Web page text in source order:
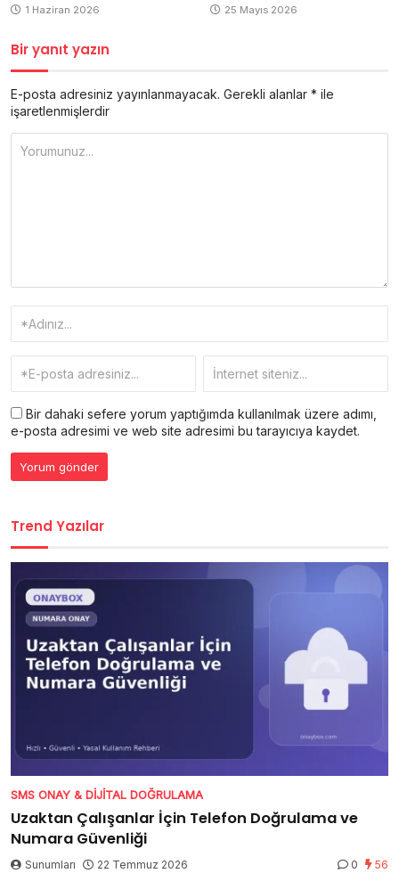
1 Haziran 2026 25 Mayıs 2026
Bir yanıt yazın
E-posta adresiniz yayınlanmayacak. Gerekli alanlar * ile
işaretlenmişlerdir
Bir dahaki sefere yorum yaptığımda kullanılmak üzere adımı,
e-posta adresimi ve web site adresimi bu tarayıcıya kaydet.
Trend Yazılar
SMS ONAY & DIJITAL DOĞRULAMA
Uzaktan Çalışanlar İçin Telefon Doğrulama ve
Numara Güvenliği
Sunumları 22 Temmuz 2026 0 56